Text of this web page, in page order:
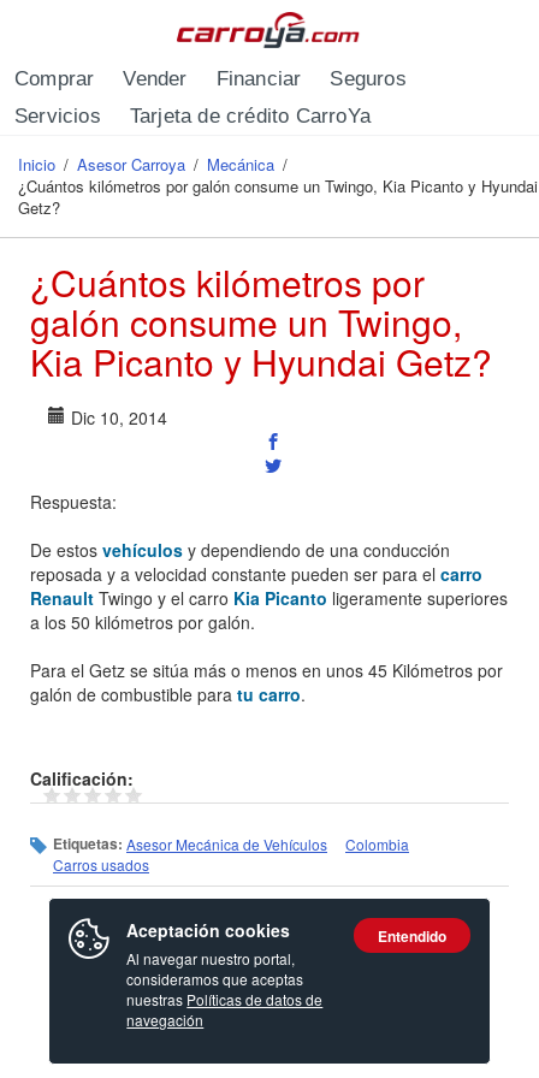
Comprar Vender Financiar
Seguros
Servicios
Tarjeta de crédito CarroYa
Se encuentra usted aquí
Inicio / Asesor Carroya / Mecánica /
¿Cuántos kilómetros por galón consume un Twingo, Kia Picanto y Hyundai
Getz?
¿Cuántos kilómetros por
galón consume un Twingo,
Kia Picanto y Hyundai Getz?
Dic 10, 2014
Respuesta:
De estos vehículos y dependiendo de una conducción
reposada y a velocidad constante pueden ser para el carro
Renault Twingo y el carro Kia Picanto ligeramente superiores
a los 50 kilómetros por galón.
Para el Getz se sitúa más o menos en unos 45 Kilómetros por
galón de combustible para tu carro.
Calificación:
Etiquetas: Asesor Mecánica de Vehículos
Colombia
Carros usados
Aceptación cookies
Al navegar nuestro portal,
consideramos que aceptas
nuestras Políticas de datos de
navegación
Entendido